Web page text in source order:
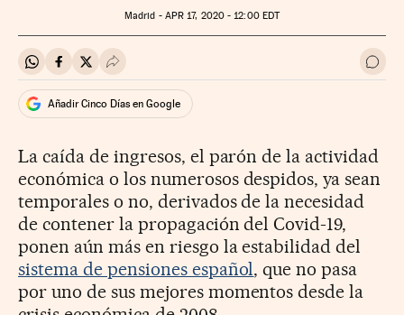
Madrid - APR 17, 2020 - 12:00EDT
Compartir en Whatsapp
Compartir en Facebook
Compartir en Twitter
Desplegar Redes Sociales Ir a
Añadir Cinco Días en Google
La caída de ingresos, el parón de la actividad
económica o los numerosos despidos, ya sean
temporales o no, derivados de la necesidad
de contener la propagación del Covid-19,
ponen aún más en riesgo la estabilidad del
sistema de pensiones español, que no pasa
por uno de sus mejores momentos desde la